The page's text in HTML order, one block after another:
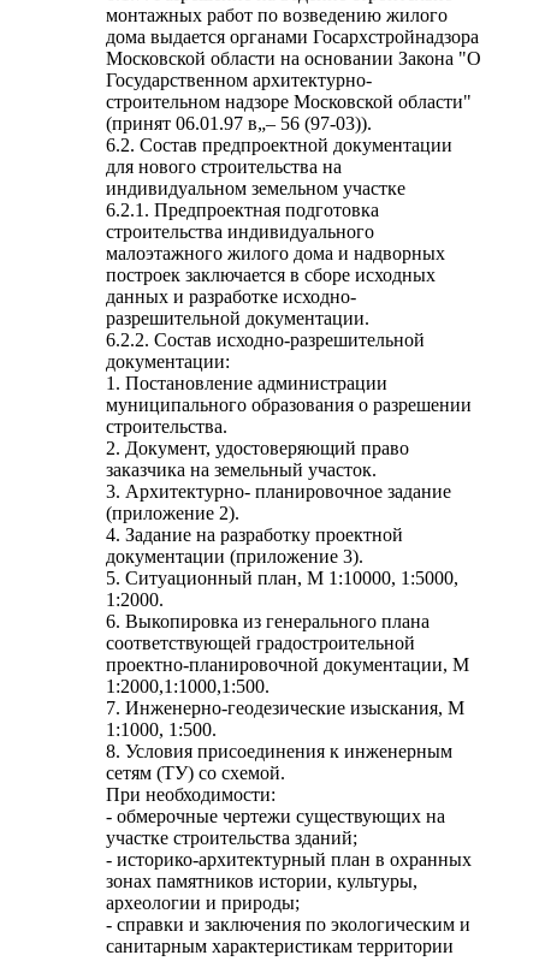
монтажных работ по возведению жилого
дома выдается органами Госархстройнадзора
Московской области на основании Закона "О
Государственном архитектурно-
строительном надзоре Московской области"
(принят 06.01.97 в„– 56 (97-03)).
6.2. Состав предпроектной документации
для нового строительства на
индивидуальном земельном участке
6.2.1. Предпроектная подготовка
строительства индивидуального
малоэтажного жилого дома и надворных
построек заключается в сборе исходных
данных и разработке исходно-
разрешительной документации.
6.2.2. Состав исходно-разрешительной
документации:
1. Постановление администрации
муниципального образования о разрешении
строительства.
2. Документ, удостоверяющий право
заказчика на земельный участок.
3. Архитектурно- планировочное задание
(приложение 2).
4. Задание на разработку проектной
документации (приложение 3).
5. Ситуационный план, М 1:10000, 1:5000,
1:2000.
6. Выкопировка из генерального плана
соответствующей градостроительной
проектно-планировочной документации, М
1:2000,1:1000,1:500.
7. Инженерно-геодезические изыскания, М
1:1000, 1:500.
8. Условия присоединения к инженерным
сетям (ТУ) со схемой.
При необходимости:
- обмерочные чертежи существующих на
участке строительства зданий;
- историко-архитектурный план в охранных
зонах памятников истории, культуры,
археологии и природы;
- справки и заключения по экологическим и
санитарным характеристикам территории